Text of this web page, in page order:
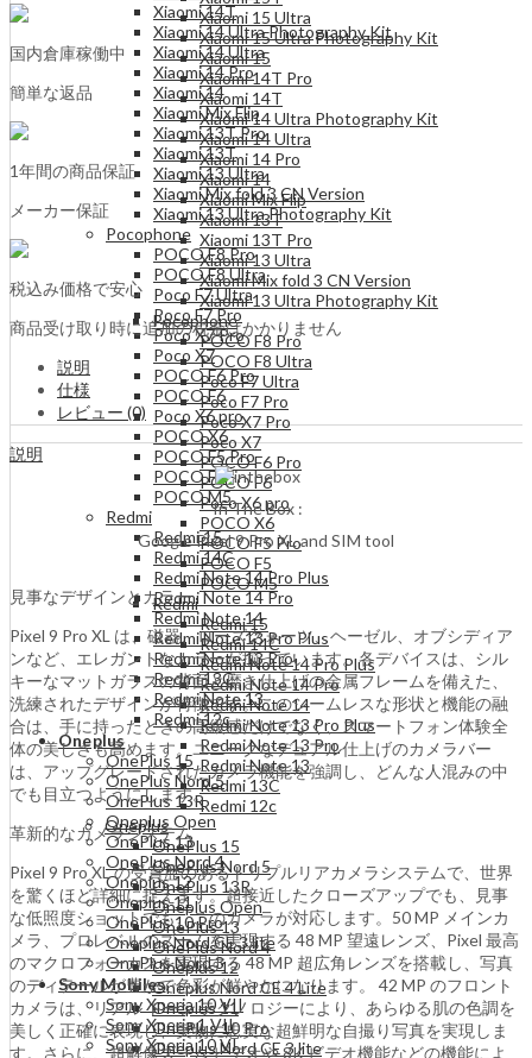
Xiaomi 14T
Xiaomi 14 Ultra Photography Kit
Xiaomi 14 Ultra
Xiaomi 14 Pro
Xiaomi 14
Xiaomi Mix Flip
Xiaomi 13T Pro
Xiaomi 13T
Xiaomi 13 Ultra
Xiaomi Mix fold 3 CN Version
Xiaomi 13 Ultra Photography Kit
Pocophone
POCO F8 Pro
POCO F8 Ultra
Poco F7 Ultra
Poco F7 Pro
Poco X7 Pro
Poco X7
POCO F6 Pro
POCO F6
Poco X6 pro
POCO X6
POCO F5 Pro
POCO F5
POCO M5
Redmi
Redmi 15
Redmi 14C
Redmi Note 14 Pro Plus
Redmi Note 14 Pro
Redmi Note 14
Redmi Note 13 Pro Plus
Redmi Note 13 Pro
Redmi 13C
Redmi Note 13
Redmi 12c
Oneplus
OnePlus 15
OnePlus Nord 5
OnePlus 13R
Oneplus Open
OnePlus 13
OnePlus Nord 4
Oneplus 12
Oneplus 11
OnePlus 10 Pro
Oneplus Nord CE 3 lite
OnePlus Nord 3
Sony Mobiles
Sony Xperia 10 VII
Sony Xperia 1 VII
Sony Xperia 10 VI
Xiaomi 15 Ultra
Xiaomi 15 Ultra Photography Kit
Xiaomi 15
Xiaomi 14T Pro
Xiaomi 14T
Xiaomi 14 Ultra Photography Kit
Xiaomi 14 Ultra
Xiaomi 14 Pro
Xiaomi 14
Xiaomi Mix Flip
Xiaomi 13T
Xiaomi 13T Pro
Xiaomi 13 Ultra
Xiaomi Mix fold 3 CN Version
Xiaomi 13 Ultra Photography Kit
Pocophone
POCO F8 Pro
POCO F8 Ultra
Poco F7 Ultra
Poco F7 Pro
Poco X7 Pro
Poco X7
POCO F6 Pro
POCO F6
Poco X6 pro
POCO X6
POCO F5 Pro
POCO F5
POCO M5
Redmi
Redmi 15
Redmi 14C
Redmi Note 14 Pro Plus
Redmi Note 14 Pro
Redmi Note 14
Redmi Note 13 Pro Plus
Redmi Note 13 Pro
Redmi Note 13
Redmi 13C
Redmi 12c
Oneplus
OnePlus 15
OnePlus Nord 5
OnePlus 13R
Oneplus Open
OnePlus 13
OnePlus Nord 4
Oneplus 12
Oneplus Nord CE 4 Lite
Oneplus 11
OnePlus 10 Pro
Oneplus Nord CE 3 lite
国内倉庫稼働中
簡単な返品
1年間の商品保証
メーカー保証
税込み価格で安心
商品受け取り時に追加の税金はかかりません
説明
仕様
レビュー (0)
説明
In The Box :
Google Pixel 9 Pro XL and SIM tool
見事なデザインとカラー
Pixel 9 Pro XL は、磁器、ローズクォーツ、ヘーゼル、オブシディア
ンなど、エレガントなカラーが揃っています。各デバイスは、シル
キーなマットガラスの背面と磨き仕上げの金属フレームを備えた、
洗練されたデザインが特徴です。このシームレスな形状と機能の融
合は、手に持ったときの高級感だけでなく、スマートフォン体験全
体の美しさも高めます。ユニークなデュアル仕上げのカメラバー
は、アップグレードされたカメラ機能を強調し、どんな人混みの中
でも目立つようにします。
革新的なカメラシステム
Pixel 9 Pro XL の受賞歴のあるトリプルリアカメラシステムで、世界
を驚くほ​​ど詳細に捉えます。超接近したクローズアップでも、見事
な低照度ショットでも、このカメラが対応します。50 MP メインカ
メラ、プロレベルのズームを実現する 48 MP 望遠レンズ、Pixel 最高
のマクロフォーカスを実現する 48 MP 超広角レンズを搭載し、写真
のディテールが豊かで色彩が鮮やかになります。 42 MP のフロント
カメラは、リアル トーン テクノロジーにより、あらゆる肌の色調を
美しく正確に表現し、実物に忠実な超鮮明な自撮り写真を実現しま
す。さらに、超解像ズーム ビデオや 8K ビデオ機能などの機能によ